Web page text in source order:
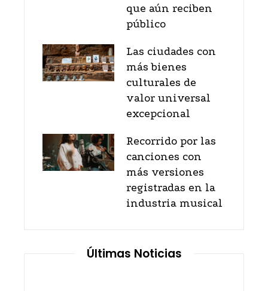
que aún reciben
público
Las ciudades con
más bienes
culturales de
valor universal
excepcional
Recorrido por las
canciones con
más versiones
registradas en la
industria musical
Últimas Noticias